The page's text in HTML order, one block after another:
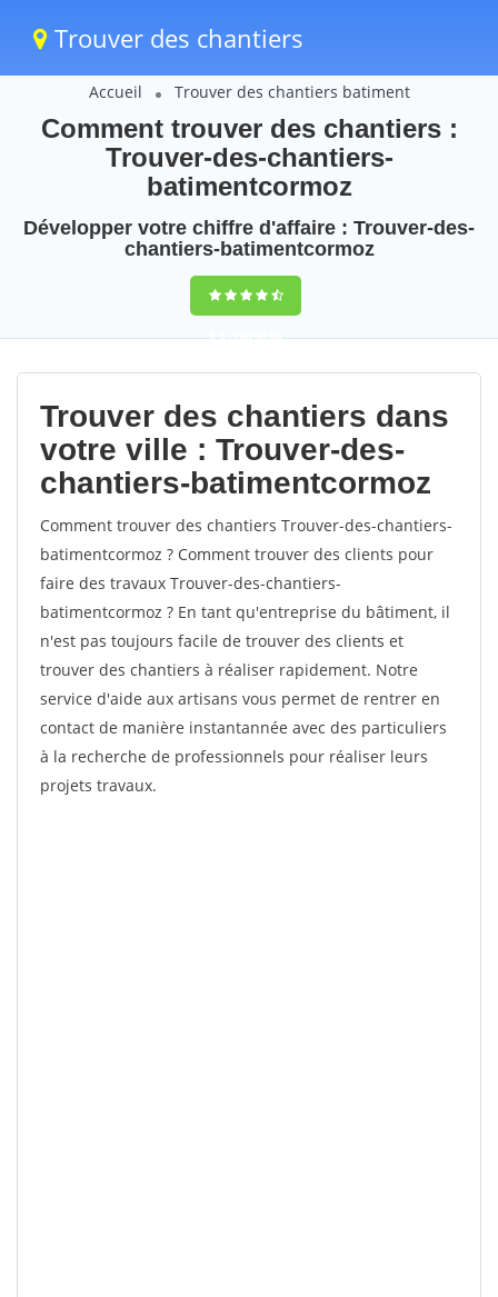
Trouver des chantiers
Accueil Trouver des chantiers batiment
Comment trouver des chantiers :
Trouver-des-chantiers-
batimentcormoz
Développer votre chiffre d'affaire : Trouver-des-
chantiers-batimentcormoz
9,5(100%)66
votes
Trouver des chantiers dans
votre ville : Trouver-des-
chantiers-batimentcormoz
Comment trouver des chantiers Trouver-des-chantiers-
batimentcormoz ? Comment trouver des clients pour
faire des travaux Trouver-des-chantiers-
batimentcormoz ? En tant qu'entreprise du bâtiment, il
n'est pas toujours facile de trouver des clients et
trouver des chantiers à réaliser rapidement. Notre
service d'aide aux artisans vous permet de rentrer en
contact de manière instantannée avec des particuliers
à la recherche de professionnels pour réaliser leurs
projets travaux.